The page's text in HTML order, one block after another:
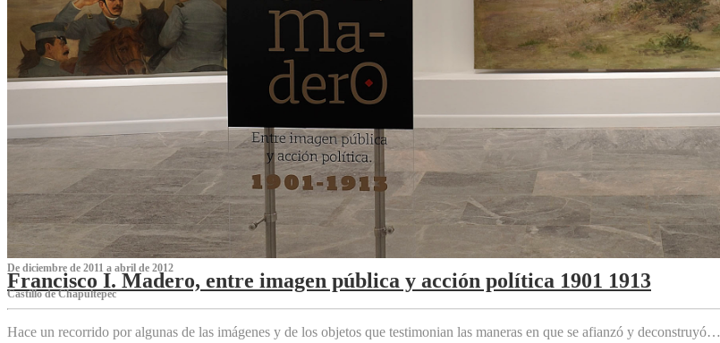
De diciembre de 2011 a abril de 2012
Francisco I. Madero, entre imagen pública y acción política 1901 1913
Castillo de Chapultepec
Hace un recorrido por algunas de las imágenes y de los objetos que testimonian las maneras en que se afianzó y deconstruyó…